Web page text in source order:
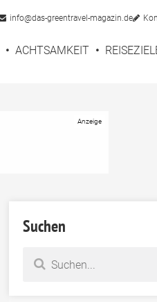
info@das-greentravel-magazin.de
ACHTSAMKEIT
Suchen